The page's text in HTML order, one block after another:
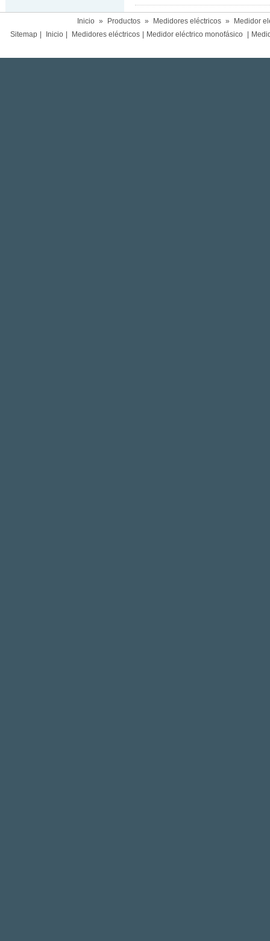
Inicio » Productos » Medidores eléctricos »
Medidor
Sitemap
Inicio Medidores eléctricos Medidor eléctrico monofásico